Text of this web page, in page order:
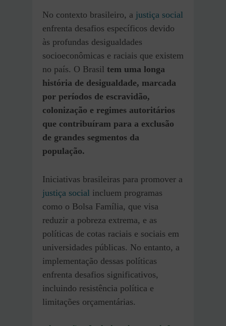
No contexto brasileiro, a justiça social
enfrenta desafios específicos devido
às profundas desigualdades
socioeconômicas e raciais que existem
no país. O Brasil tem uma longa
história de desigualdade, marcada
por períodos de escravidão,
colonização e regimes autoritários
que contribuíram para a exclusão
de grandes segmentos da
população.
Iniciativas brasileiras para promover a
justiça social incluem programas
como o Bolsa Família, que visa
reduzir a pobreza extrema, e as
políticas de cotas raciais e sociais em
universidades públicas. No entanto, a
implementação dessas políticas
enfrenta desafios significativos,
incluindo resistência política e
limitações orçamentárias.